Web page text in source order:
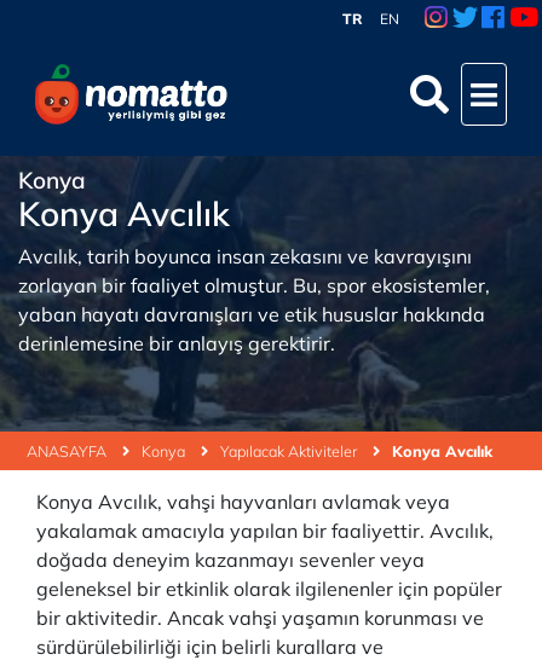
TR EN
ANASAYFA Konya Yapılacak Aktiviteler Konya Avcılık
Konya
Konya Avcılık
Avcılık, tarih boyunca insan zekasını ve kavrayışını
zorlayan bir faaliyet olmuştur. Bu, spor ekosistemler,
yaban hayatı davranışları ve etik hususlar hakkında
derinlemesine bir anlayış gerektirir.
Konya Avcılık, vahşi hayvanları avlamak veya
yakalamak amacıyla yapılan bir faaliyettir. Avcılık,
doğada deneyim kazanmayı sevenler veya
geleneksel bir etkinlik olarak ilgilenenler için popüler
bir aktivitedir. Ancak vahşi yaşamın korunması ve
sürdürülebilirliği için belirli kurallara ve